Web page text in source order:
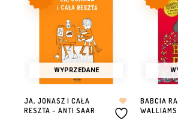
WYPRZEDANE
JA, JONASZ I CAŁA
RESZTA – ANTI SAAR
BABCIA
WALLIAMS